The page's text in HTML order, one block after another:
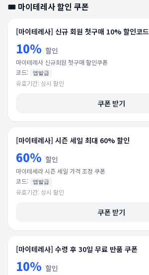
🎟️ 마이테레사할인 쿠폰
[마이테레사] 신규 회원 첫구매 10% 할인코드
10% 할인
마이테레사 신규회원 첫구매 할인쿠폰
코드:
앱발급
유효기간: 상시 할인
쿠폰 받기
[마이테레사] 시즌 세일 최대 60% 할인
60% 할인
마이테세라 시즌 세일 가격 조정 쿠폰
코드:
앱발급
유효기간: 상시 할인
쿠폰 받기
[마이테레사] 수령 후 30일 무료 반품 쿠폰
10% 할인